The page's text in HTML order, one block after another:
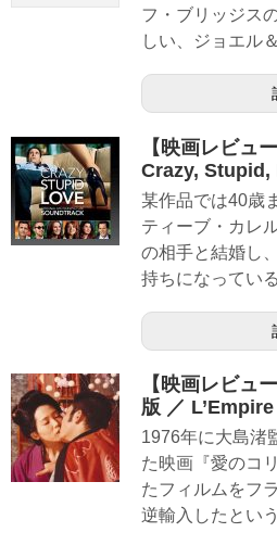
フ・ブリッジス
しい、ジョエル
【映画レビュ
Crazy, Stupid,
某作品では40歳
ティーブ・カレ
の相手と結婚し
持ちになってい
【映画レビュ
版 ／
1976年に大島渚
た映画『愛のコ
たフィルムをフ
逆輸入したとい